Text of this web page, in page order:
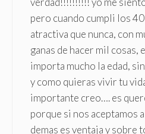
pero cuando cumpli los
atractiva que nunca, con
ganas de hacer mil cosas,
importa mucho la edad,
y como quieras vivir tu
importante creo…. es
porque si nos aceptamos
demas es ventaja y sobre